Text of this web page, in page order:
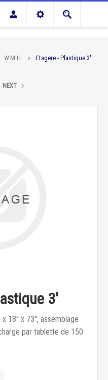
W.M.H. Etagere - Plastique 3'
NEXT
3'
18'' x 73'', assemblage
par tablette de 150